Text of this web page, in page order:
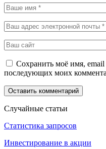
Сохранить моё имя, email
последующих моих
Случайные статьи
Статистика запросов
Инвестирование в акции